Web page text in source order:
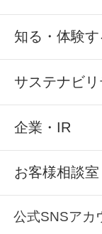
知る・体験す
サステナビリ
企業・IR
お客様相談室
公式SNSアカ